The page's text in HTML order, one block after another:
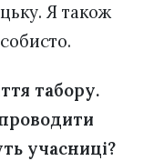
Я також
табору.
учасниці?